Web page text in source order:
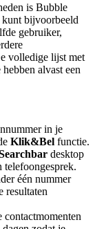
is Bubble
bijvoorbeeld
gebruiker,
volledige lijst met
alvast een
in je
Klik&Bel functie.
desktop
telefoongesprek.
één nummer
resultaten